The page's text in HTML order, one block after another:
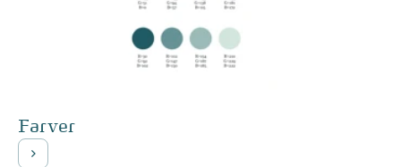
Farver